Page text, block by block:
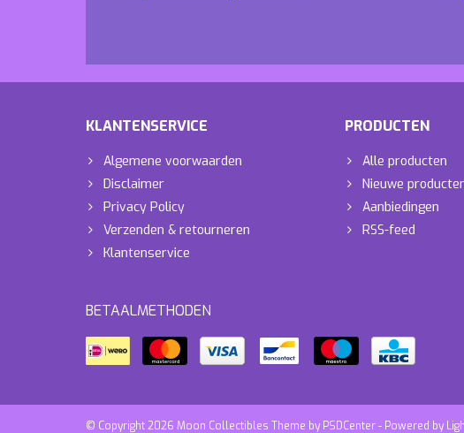
KLANTENSERVICE
Algemene voorwaarden
Disclaimer
Privacy Policy
Verzenden & retourneren
Klantenservice
PRODUCTEN
Alle producten
Nieuwe
Aanbiedingen
RSS-feed
BETAALMETHODEN
© Copyright 2026 Moon Collectibles Theme by PSDCenter- Powered by